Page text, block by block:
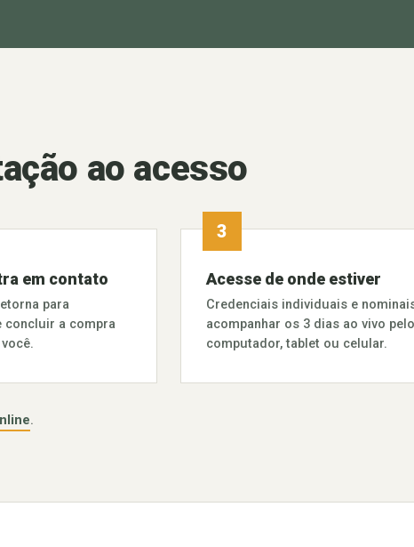
ao acesso
em contato
para
concluir a compra
Acesse de onde estiver
Credenciais individuais e
acompanhar os 3 dias ao vivo pelo
computador, tablet ou celular.
.